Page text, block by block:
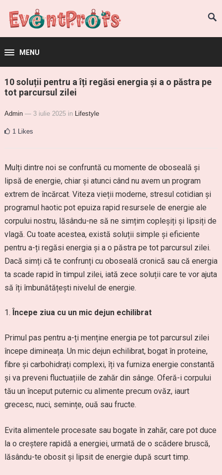
MENU
10 soluții pentru a îți regăsi energia și a o păstra pe
tot parcursul zilei
Admin — 3 iulie 2025 in Lifestyle
1 Likes
Mulți dintre noi se confruntă cu momente de oboseală și
lipsă de energie, chiar și atunci când nu avem un program
extrem de încărcat. Viteza vieții moderne, stresul cotidian și
programul haotic pot epuiza rapid resursele de energie ale
corpului nostru, lăsându-ne să ne simțim copleșiți și lipsiți de
vlagă. Cu toate acestea, există soluții simple și eficiente
pentru a-ți regăsi energia și a o păstra pe tot parcursul zilei.
Dacă simți că te confrunți cu oboseală cronică sau că energia
ta scade rapid în timpul zilei, iată zece soluții care te vor ajuta
să îți îmbunătățești nivelul de energie.
Începe ziua cu un mic dejun echilibrat
Primul pas pentru a-ți menține energia pe tot parcursul zilei
începe dimineața. Un mic dejun echilibrat, bogat în proteine,
fibre și carbohidrați complexi, îți va furniza energie constantă
și va preveni fluctuațiile de zahăr din sânge. Oferă-i corpului
tău un început puternic cu alimente precum ovăz, iaurt
grecesc, nuci, semințe, ouă sau fructe.
Evita alimentele procesate sau bogate în zahăr, care pot duce
la o creștere rapidă a energiei, urmată de o scădere bruscă,
lăsându-te obosit și lipsit de energie după scurt timp.